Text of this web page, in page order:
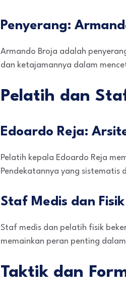
Penyerang:
Armando Broja adalah
dan ketajamannya dalam
Pelatih dan
Edoardo Reja:
Pelatih kepala Edoardo Reja
Pendekatannya yang
Staf Medis dan Fisik
Staf medis dan pelatih fisik
memainkan peran penting
Taktik dan